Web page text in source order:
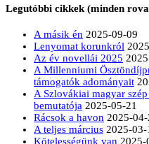
Legutóbbi cikkek (minden
A másik én 2025-09-09
Lenyomat korunkról
Az év novellái 2025
A Millenniumi
támogatók adományait
A Szlovákiai magyar
bemutatója 2025-05-21
Rácsok a havon 2025-04-
A teljes március 2025-03-
Kötelességünk van 2025-